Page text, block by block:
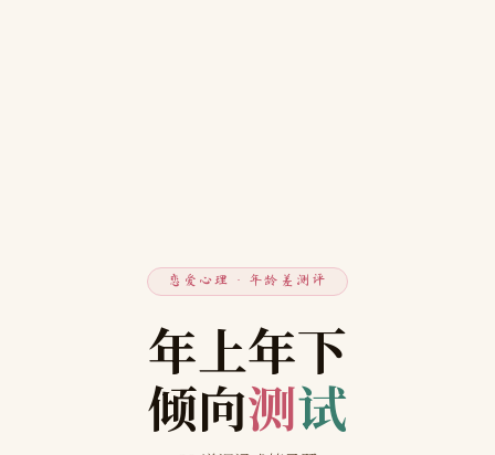
恋爱心理 · 年龄差测评
年上年下
倾向测试